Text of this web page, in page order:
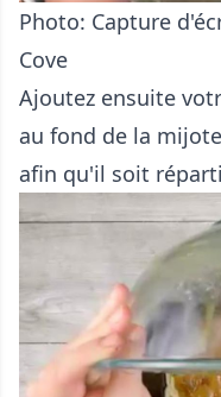
Photo: Capture
Cove
Ajoutez ensuite
au fond de la
afin qu'il soit